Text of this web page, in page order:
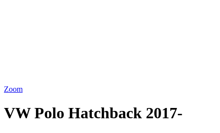
Zoom
VW Polo Hatchback 2017-